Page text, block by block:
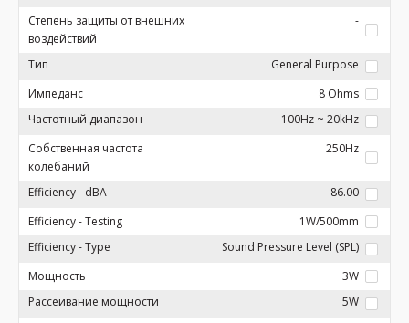
Степень защиты от внешних
воздействий
-
Тип
General Purpose
Импеданс
8 Ohms
Частотный диапазон
100Hz ~ 20kHz
Собственная частота
колебаний
250Hz
Efficiency - dBA
86.00
Efficiency - Testing
1W/500mm
Efficiency - Type
Sound Pressure Level (SPL)
Мощность
3W
Рассеивание мощности
5W